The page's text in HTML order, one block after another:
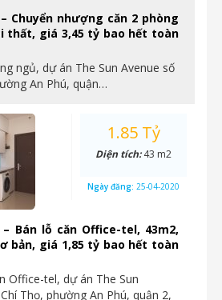
Chuyển nhượng căn 2 phòng
thất, giá 3,45 tỷ bao hết toàn
ngủ, dự án The Sun Avenue số
An Phú, quận…
Bán lỗ căn Office-tel, 43m2,
bản, giá 1,85 tỷ bao hết toàn
Office-tel, dự án The Sun
Thọ, phường An Phú, quận 2,
1.85 Tỷ
Diện tích:43 m2
Ngày đăng: 25-04-2020